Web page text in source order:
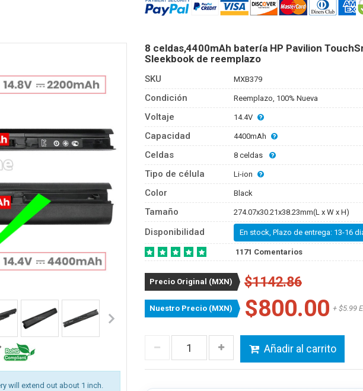
will extend out about 1 inch.
8 celdas,4400mAh batería HP Pavilion
Sleekbook de reemplazo
SKU MXB379
Condición Reemplazo, 100% Nueva
Voltaje 14.4V
Capacidad 4400mAh
Celdas 8 celdas
Tipo de célula Li-ion
Color Black
Tamaño 274.07x30.21x38.23mm(L x W x H)
Disponibilidad En stock, Plazo de entrega: 13-16
1171 Comentarios
Precio Original (MXN) $1142.86
Nuestro Precio (MXN) $800.00 + $5.99
Añadir al carrito